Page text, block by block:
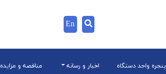
En
پنجره واحد دستگاه اخبار و رسانه مناقصه و مزایده